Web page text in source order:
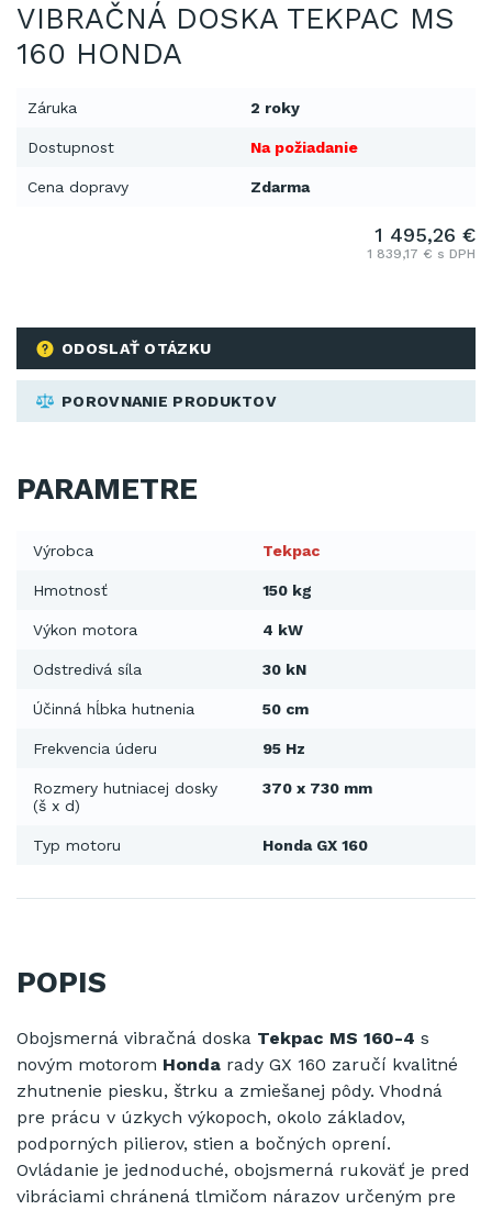
VIBRAČNÁ DOSKA TEKPAC MS
160 HONDA
Záruka 2 roky
Dostupnost Na požiadanie
Cena dopravy Zdarma
ODOSLAŤ OTÁZKU
POROVNANIE PRODUKTOV
1 495,26 €
1 839,17 € s DPH
PARAMETRE
Výrobca Tekpac
Hmotnosť 150 kg
Výkon motora 4 kW
Odstredivá síla 30 kN
Účinná hĺbka hutnenia 50 cm
Frekvencia úderu 95 Hz
Rozmery hutniacej dosky
(š x d)
370 x 730 mm
Typ motoru Honda GX 160
POPIS
Obojsmerná vibračná doska Tekpac MS 160-4 s
novým motorom Honda rady GX 160 zaručí kvalitné
zhutnenie piesku, štrku a zmiešanej pôdy. Vhodná
pre prácu v úzkych výkopoch, okolo základov,
podporných pilierov, stien a bočných oprení.
Ovládanie je jednoduché, obojsmerná rukoväť je pred
vibráciami chránená tlmičom nárazov určeným pre